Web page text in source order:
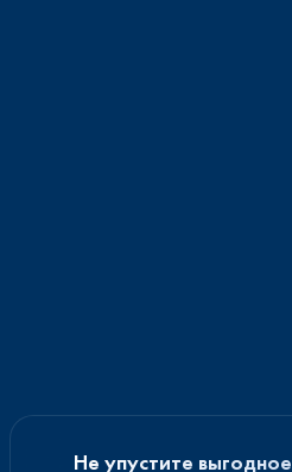
Не упустите выгодное